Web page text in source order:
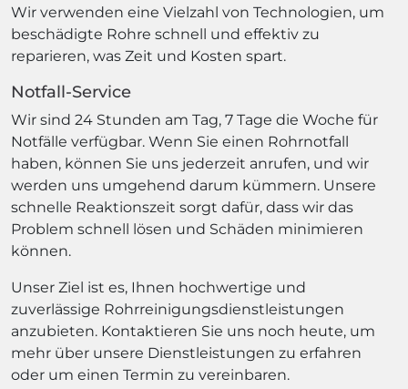
Wir verwenden eine Vielzahl von Technologien, um
beschädigte Rohre schnell und effektiv zu
reparieren, was Zeit und Kosten spart.
Notfall-Service
Wir sind 24 Stunden am Tag, 7 Tage die Woche für
Notfälle verfügbar. Wenn Sie einen Rohrnotfall
haben, können Sie uns jederzeit anrufen, und wir
werden uns umgehend darum kümmern. Unsere
schnelle Reaktionszeit sorgt dafür, dass wir das
Problem schnell lösen und Schäden minimieren
können.
Unser Ziel ist es, Ihnen hochwertige und
zuverlässige Rohrreinigungsdienstleistungen
anzubieten. Kontaktieren Sie uns noch heute, um
mehr über unsere Dienstleistungen zu erfahren
oder um einen Termin zu vereinbaren.